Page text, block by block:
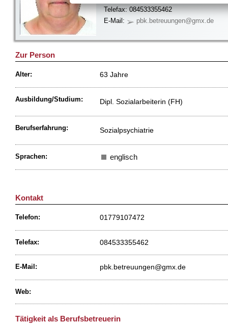
Telefax: 084533355462
E-Mail:
pbk.betreuungen@gmx.de
Zur Person
Alter: 63 Jahre
Ausbildung/Studium: Dipl. Sozialarbeiterin (FH)
Berufserfahrung: Sozialpsychiatrie
Sprachen: englisch
Kontakt
Telefon: 01779107472
Telefax: 084533355462
E-Mail: pbk.betreuungen@gmx.de
Web:
Tätigkeit als Berufsbetreuerin